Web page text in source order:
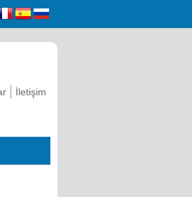
İletişim